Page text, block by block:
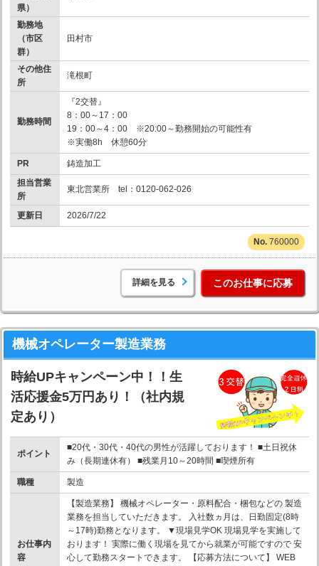
県）
勤務地
（市区
群）
田村市
その他住
所
滝根町
勤務時間
『2交替』
8：00～17：00
19：00～4：00 ※20:00～勤務開始の可能性有
※実働8h 休憩60分
PR
鋳造加工
担当営業
所
東北営業所 tel：0120-062-026
更新日 2026/7/22
760000
詳細を見る このお仕事に応募
機械オペレーター製造業務
時給UPキャンペーン中！！生
活応援金5万円あり！（社内規
定あり）
ポイント
■20代・30代・40代の男性が活躍しております！ ■土日祝休
み（長期連休有） ■残業月10～20時間 ■喫煙所有
職種 製造
お仕事内
容
【製造業務】 機械オペレーター・原料配合・梱包などの 製造
業務を担当していただきます。 入社数ヵ月は、日勤固定(8時
～17時)勤務となります。 ▼現場見学OK 現場見学を実施して
おります！ 実際に働く現場を見てから就業が可能ですので 安
心して勤務スタートできます。 【応募方法について】 WEB